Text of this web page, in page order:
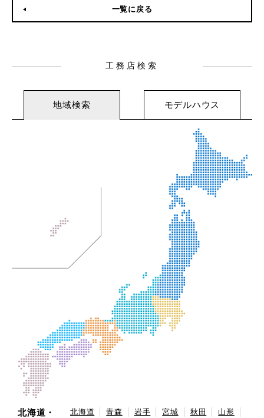
一覧に戻る
工務店検索
地域検索 モデルハウス
北海道・
北海道 青森 岩手 宮城 秋田
山形